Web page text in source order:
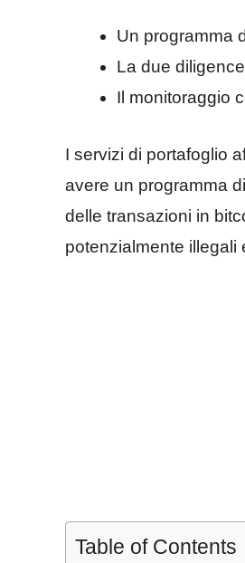
Un programma
La due diligence
Il monitoraggio
I servizi di portafoglio
avere un programma
delle transazioni in
potenzialmente illegali
Table of Contents